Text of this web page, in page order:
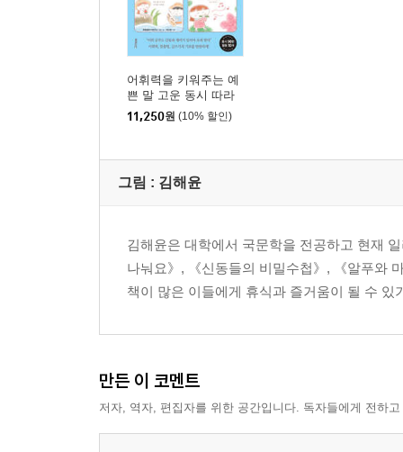
어휘력을 키워주는 예
쁜 말 고운 동시 따라
쓰기
11,250원 (10% 할인)
그림 : 김해윤
김해윤은 대학에서 국문학을 전공하고 현재
나눠요》, 《신동들의 비밀수첩》, 《알푸와
책이 많은 이들에게 휴식과 즐거움이 될 수 있
만든 이 코멘트
저자, 역자, 편집자를 위한 공간입니다. 독자들에게 전하